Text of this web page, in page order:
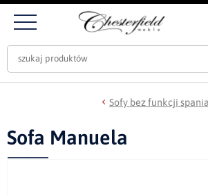
Sofy bez funkcji spania
Sofa Manuela